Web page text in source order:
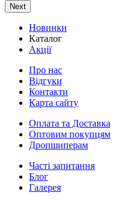
Next
Новинки
Каталог
Акції
Про нас
Відгуки
Контакти
Карта сайту
Оплата та Доставка
Оптовим покупцям
Дропшиперам
Часті запитання
Блог
Галерея